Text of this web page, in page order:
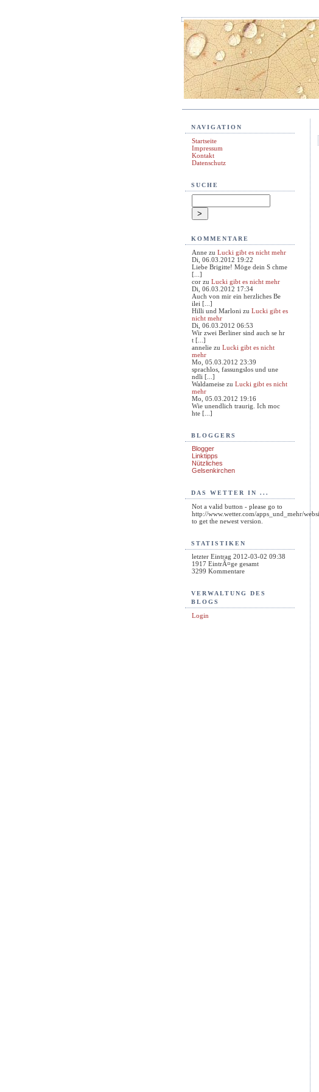
NAVIGATION
Startseite
Impressum
Kontakt
Datenschutz
SUCHE
KOMMENTARE
Anne zu Lucki gibt es nicht mehr
Di, 06.03.2012 19:22
Liebe Brigitte! Möge dein S chme
[...]
cor zu Lucki gibt es nicht mehr
Di, 06.03.2012 17:34
Auch von mir ein herzliches Be
ilei [...]
Hilli und Marloni zu Lucki gibt es
nicht mehr
Di, 06.03.2012 06:53
Wir zwei Berliner sind auch se hr
t [...]
annelie zu Lucki gibt es nicht
mehr
Mo, 05.03.2012 23:39
sprachlos, fassungslos und une
ndli [...]
Waldameise zu Lucki gibt es nicht
mehr
Mo, 05.03.2012 19:16
Wie unendlich traurig. Ich moc
hte [...]
BLOGGERS
Blogger
Linktipps
Nützliches
Gelsenkirchen
DAS WETTER IN ...
Not a valid button - please go to
http://www.wetter.com/apps_und_mehr/
to get the newest version.
STATISTIKEN
letzter Eintrag 2012-03-02 09:38
1917 EintrÃ¤ge gesamt
3299 Kommentare
VERWALTUNG DES
BLOGS
Login